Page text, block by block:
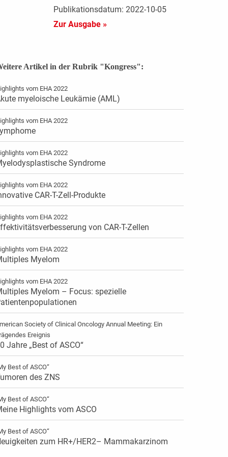
Publikationsdatum: 2022-10-05
Zur Ausgabe »
Artikel in der Rubrik "Kongress":
vom EHA 2022
myeloische Leukämie (AML)
vom EHA 2022
vom EHA 2022
Syndrome
vom EHA 2022
CAR-T-Zell-Produkte
vom EHA 2022
von CAR-T-Zellen
vom EHA 2022
Myelom
vom EHA 2022
Myelom – Focus: spezielle
Society of Clinical Oncology Annual Meeting: Ein
Ereignis
Jahre „Best of ASCO“
Best of ASCO“
des ZNS
Best of ASCO“
Highlights vom ASCO
Best of ASCO“
zum HR+/HER2– Mammakarzinom